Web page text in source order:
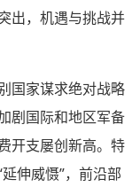
出，机遇与挑战并
国家谋求绝对战略
剧国际和地区军备
开支屡创新高。特
伸威慑”，前沿部